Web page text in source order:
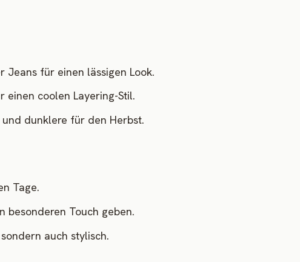
Jeans für einen lässigen Look.
einen coolen Layering-Stil.
dunklere für den Herbst.
Tage.
besonderen Touch geben.
auch stylisch.